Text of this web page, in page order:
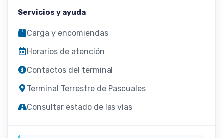
Servicios y ayuda
Carga y encomiendas
Horarios de atención
Contactos del terminal
Terminal Terrestre de Pascuales
Consultar estado de las vías